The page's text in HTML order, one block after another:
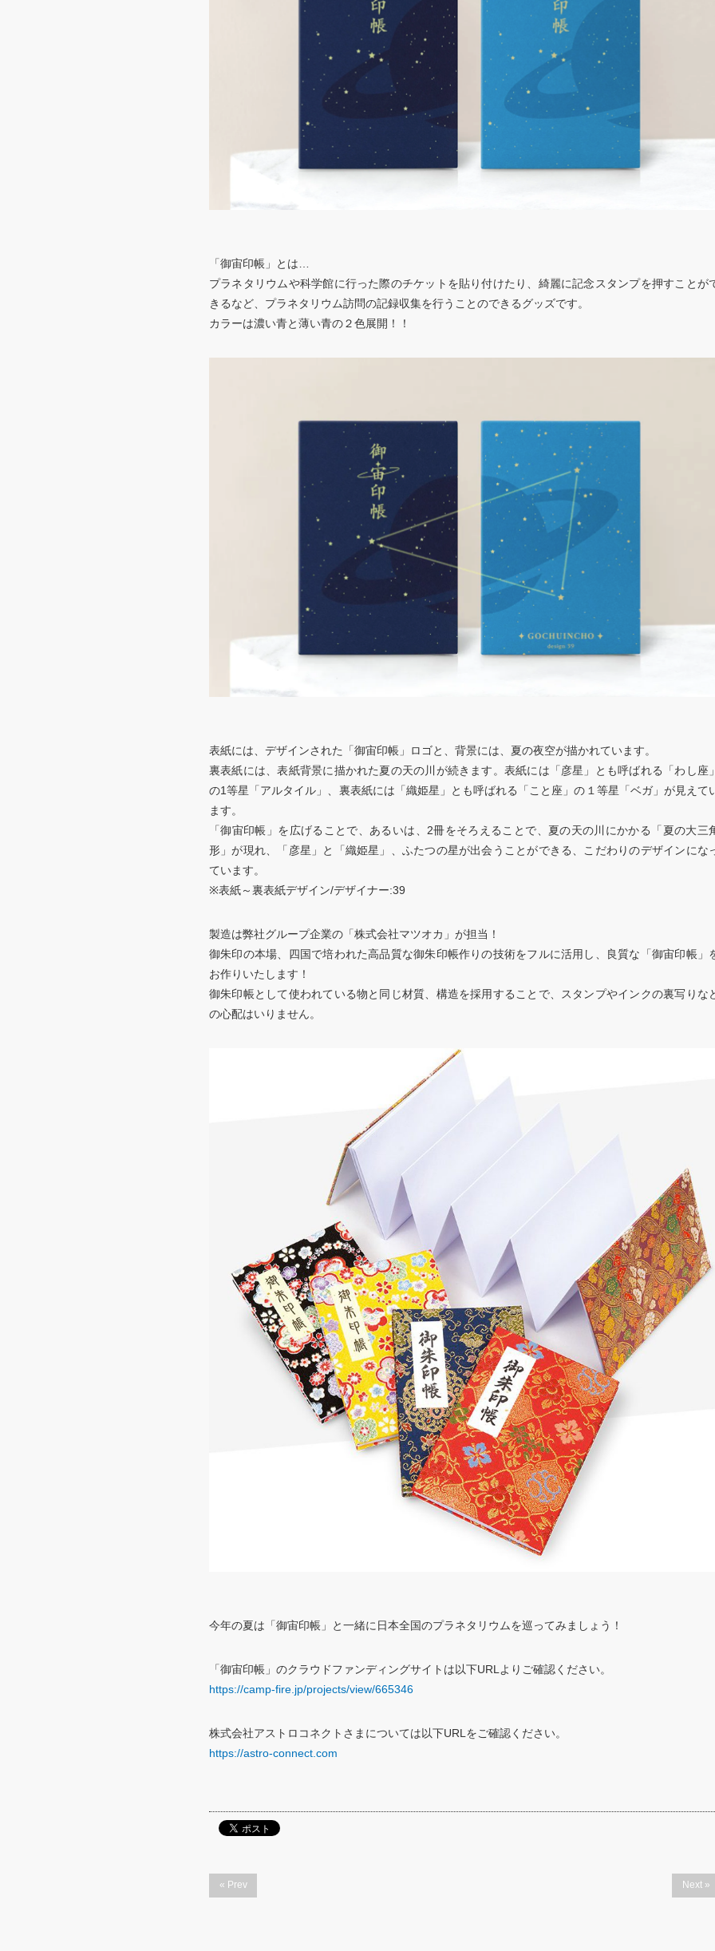
「御宙印帳」とは…
プラネタリウムや科学館に行った際のチケットを貼り付けたり、綺麗に記念スタンプを押すことが
きるなど、プラネタリウム訪問の記録収集を行うことのできるグッズです。
カラーは濃い青と薄い青の２色展開！！
表紙には、デザインされた「御宙印帳」ロゴと、背景には、夏の夜空が描かれています。
裏表紙には、表紙背景に描かれた夏の天の川が続きます。表紙には「彦星」とも呼ばれる「わし座
の1等星「アルタイル」、裏表紙には「織姫星」とも呼ばれる「こと座」の１等星「ベガ」が見えて
ます。
「御宙印帳」を広げることで、あるいは、2冊をそろえることで、夏の天の川にかかる「夏の大三
形」が現れ、「彦星」と「織姫星」、ふたつの星が出会うことができる、こだわりのデザインにな
ています。
※表紙～裏表紙デザイン/デザイナー:39
製造は弊社グループ企業の「株式会社マツオカ」が担当！
御朱印の本場、四国で培われた高品質な御朱印帳作りの技術をフルに活用し、良質な「御宙印帳」
お作りいたします！
御朱印帳として使われている物と同じ材質、構造を採用することで、スタンプやインクの裏写りな
の心配はいりません。
今年の夏は「御宙印帳」と一緒に日本全国のプラネタリウムを巡ってみましょう！
「御宙印帳」のクラウドファンディングサイトは以下URLよりご確認ください。
https://camp-fire.jp/projects/view/665346
株式会社アストロコネクトさまについては以下URLをご確認ください。
https://astro-connect.com
« Prev Next »